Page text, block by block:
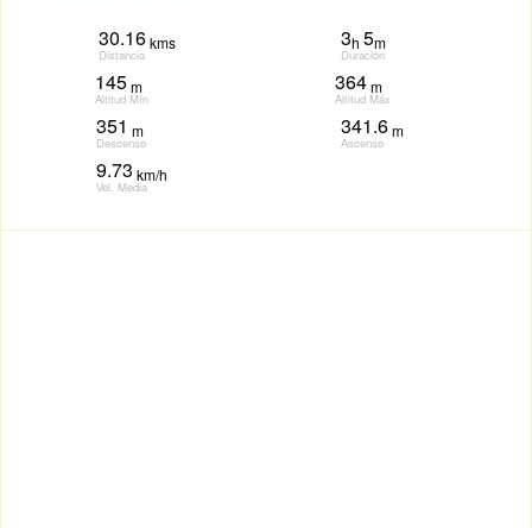
30.16kms
Distancia
3h 5m
Duración
145m
Altitud Mín
364m
Altitud Máx
351 m
Descenso
341.6m
Ascenso
9.73 km/h
Vel. Media